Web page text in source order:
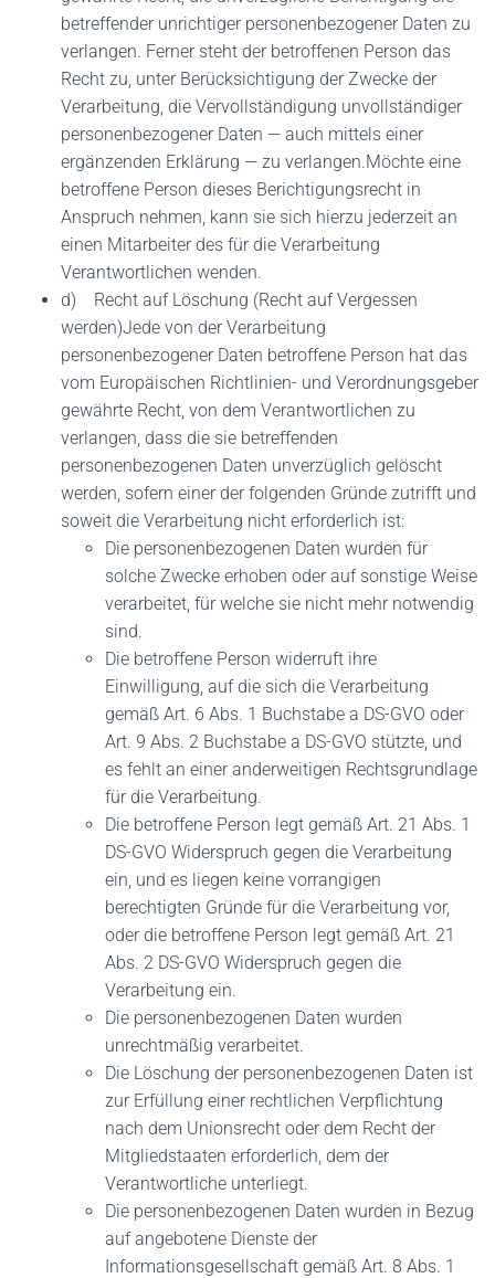
betreffender unrichtiger personenbezogener Daten zu
verlangen. Ferner steht der betroffenen Person das
Recht zu, unter Berücksichtigung der Zwecke der
Verarbeitung, die Vervollständigung unvollständiger
personenbezogener Daten — auch mittels einer
ergänzenden Erklärung — zu verlangen.Möchte eine
betroffene Person dieses Berichtigungsrecht in
Anspruch nehmen, kann sie sich hierzu jederzeit an
einen Mitarbeiter des für die Verarbeitung
Verantwortlichen wenden.
d) Recht auf Löschung (Recht auf Vergessen
werden)Jede von der Verarbeitung
personenbezogener Daten betroffene Person hat das
vom Europäischen Richtlinien- und Verordnungsgeber
gewährte Recht, von dem Verantwortlichen zu
verlangen, dass die sie betreffenden
personenbezogenen Daten unverzüglich gelöscht
werden, sofern einer der folgenden Gründe zutrifft und
soweit die Verarbeitung nicht erforderlich ist:
Die personenbezogenen Daten wurden für
solche Zwecke erhoben oder auf sonstige Weise
verarbeitet, für welche sie nicht mehr notwendig
sind.
Die betroffene Person widerruft ihre
Einwilligung, auf die sich die Verarbeitung
gemäß Art. 6 Abs. 1 Buchstabe a DS-GVO oder
Art. 9 Abs. 2 Buchstabe a DS-GVO stützte, und
es fehlt an einer anderweitigen Rechtsgrundlage
für die Verarbeitung.
Die betroffene Person legt gemäß Art. 21 Abs. 1
DS-GVO Widerspruch gegen die Verarbeitung
ein, und es liegen keine vorrangigen
berechtigten Gründe für die Verarbeitung vor,
oder die betroffene Person legt gemäß Art. 21
Abs. 2 DS-GVO Widerspruch gegen die
Verarbeitung ein.
Die personenbezogenen Daten wurden
unrechtmäßig verarbeitet.
Die Löschung der personenbezogenen Daten ist
zur Erfüllung einer rechtlichen Verpflichtung
nach dem Unionsrecht oder dem Recht der
Mitgliedstaaten erforderlich, dem der
Verantwortliche unterliegt.
Die personenbezogenen Daten wurden in Bezug
auf angebotene Dienste der
Informationsgesellschaft gemäß Art. 8 Abs. 1